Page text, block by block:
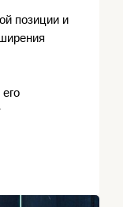
позиции и